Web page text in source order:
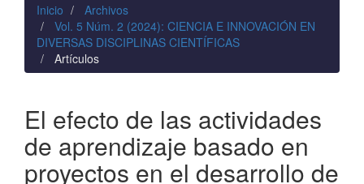
Inicio
Archivos
Vol. 5 Núm. 2 (2024): CIENCIA E INNOVACIÓN EN
DIVERSAS DISCIPLINAS CIENTÍFICAS
Artículos
El efecto de las actividades
de aprendizaje basado en
proyectos en el desarrollo de